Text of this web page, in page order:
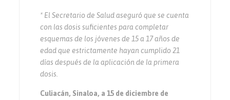
* El Secretario de Salud aseguró que se cuenta
con las dosis suficientes para completar
esquemas de los jóvenes de 15 a 17 años de
edad que estrictamente hayan cumplido 21
días después de la aplicación de la primera
dosis.
Culiacán, Sinaloa, a 15 de diciembre de